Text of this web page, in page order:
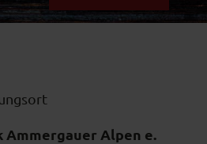
Ammergauer Alpen e.